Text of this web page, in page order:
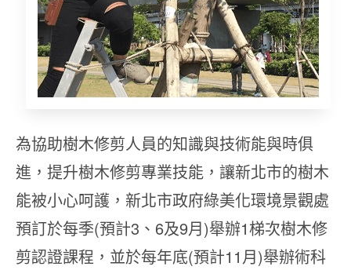
為協助樹木修剪人員的知識與技術能與時俱
進，提升樹木修剪專業技能，讓新北市的樹木
能被小心呵護，新北市政府綠美化環境景觀處
預訂於每季(預計3、6及9月)舉辦1梯次樹木修
剪認證課程，並於每年底(預計11月)舉辦術科